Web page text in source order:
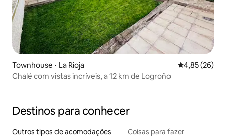
Townhouse ⋅ La Rioja 4,85 de uma
4,85 (26)
Chalé com vistas incríveis, a 12 km de Logroño
Destinos para conhecer
Outros tipos de acomodações Coisas para fazer